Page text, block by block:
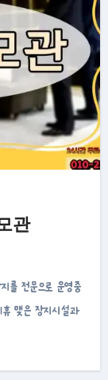
관
맺은 장지시설과